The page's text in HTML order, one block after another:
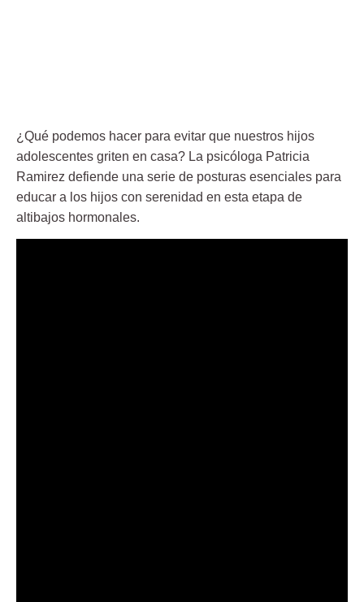
¿Qué podemos hacer para evitar que nuestros hijos
adolescentes griten en casa? La psicóloga Patricia
Ramirez defiende una serie de posturas esenciales para
educar a los hijos con serenidad en esta etapa de
altibajos hormonales.